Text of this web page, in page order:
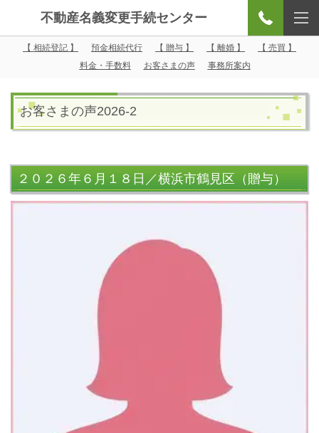
不動産名義変更手続センター
【 相続登記 】 預金相続代行 【 贈与 】 【 離婚 】
【 売買 】
料金・手数料
お客さまの声 事務所案内
お客さまの声2026-2
２０２６年６月１８日／横浜市鶴見区（贈与）